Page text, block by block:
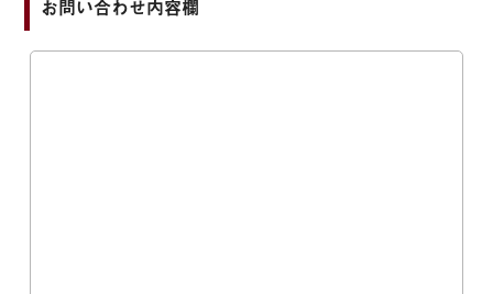
お問い合わせ内容欄